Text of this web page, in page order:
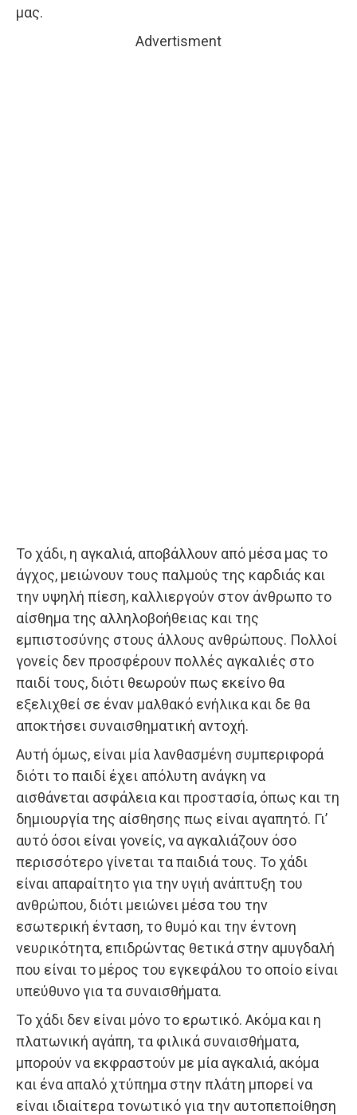
μας.
Advertisment
Το χάδι, η αγκαλιά, αποβάλλουν από μέσα μας το
άγχος, μειώνουν τους παλμούς της καρδιάς και
την υψηλή πίεση, καλλιεργούν στον άνθρωπο το
αίσθημα της αλληλοβοήθειας και της
εμπιστοσύνης στους άλλους ανθρώπους. Πολλοί
γονείς δεν προσφέρουν πολλές αγκαλιές στο
παιδί τους, διότι θεωρούν πως εκείνο θα
εξελιχθεί σε έναν μαλθακό ενήλικα και δε θα
αποκτήσει συναισθηματική αντοχή.
Αυτή όμως, είναι μία λανθασμένη συμπεριφορά
διότι το παιδί έχει απόλυτη ανάγκη να
αισθάνεται ασφάλεια και προστασία, όπως και τη
δημιουργία της αίσθησης πως είναι αγαπητό. Γι’
αυτό όσοι είναι γονείς, να αγκαλιάζουν όσο
περισσότερο γίνεται τα παιδιά τους. Το χάδι
είναι απαραίτητο για την υγιή ανάπτυξη του
ανθρώπου, διότι μειώνει μέσα του την
εσωτερική ένταση, το θυμό και την έντονη
νευρικότητα, επιδρώντας θετικά στην αμυγδαλή
που είναι το μέρος του εγκεφάλου το οποίο είναι
υπεύθυνο για τα συναισθήματα.
Το χάδι δεν είναι μόνο το ερωτικό. Ακόμα και η
πλατωνική αγάπη, τα φιλικά συναισθήματα,
μπορούν να εκφραστούν με μία αγκαλιά, ακόμα
και ένα απαλό χτύπημα στην πλάτη μπορεί να
είναι ιδιαίτερα τονωτικό για την αυτοπεποίθηση